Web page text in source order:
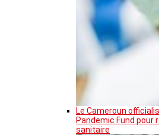
Le Cameroun
Pandemic Fund
sanitaire